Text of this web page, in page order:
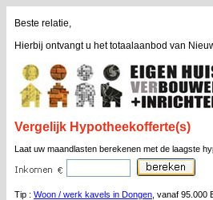
Beste relatie,
Hierbij ontvangt u het totaalaanbod van
Vergelijk Hypotheekofferte(s)
Laat uw maandlasten berekenen met de laagste
Tip : Woon / werk kavels in Dongen , vanaf 95.000